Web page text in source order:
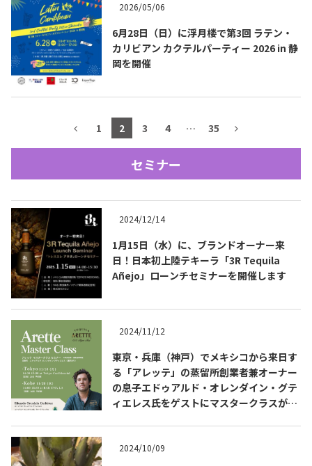
メキシコの記念日
トピックス一覧
お問合せ テキーラ・メスカルが飲める
バー＆レストラン
Bar & Restaurant
Tequila Journal SNS 在日メキシコ大使館 SNS
2026/05/06
6月28日（日）に浮月楼で第3回 ラテン・
カリビアン カクテルパーティー 2026 in 静
岡を開催
1 2 3 4 … 35
セミナー
2024/12/14
1月15日（水）に、ブランドオーナー来
日！日本初上陸テキーラ「3R Tequila
Añejo」ローンチセミナーを開催します
2024/11/12
東京・兵庫（神戸）でメキシコから来日す
る「アレッテ」の蒸留所創業者兼オーナー
の息子エドゥアルド・オレンダイン・グテ
ィエレス氏をゲストにマスタークラスが開
2024/10/09